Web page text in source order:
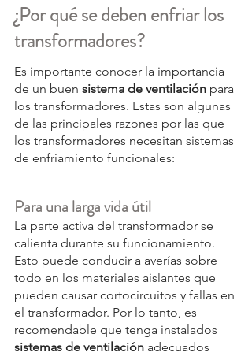
¿Por qué se deben enfriar los
transformadores?
Es importante conocer la importancia
de un buen sistema de ventilación para
los transformadores. Estas son algunas
de las principales razones por las que
los transformadores necesitan sistemas
de enfriamiento funcionales:
Para una larga vida útil
La parte activa del transformador se
calienta durante su funcionamiento.
Esto puede conducir a averías sobre
todo en los materiales aislantes que
pueden causar cortocircuitos y fallas en
el transformador. Por lo tanto, es
recomendable que tenga instalados
sistemas de ventilación adecuados